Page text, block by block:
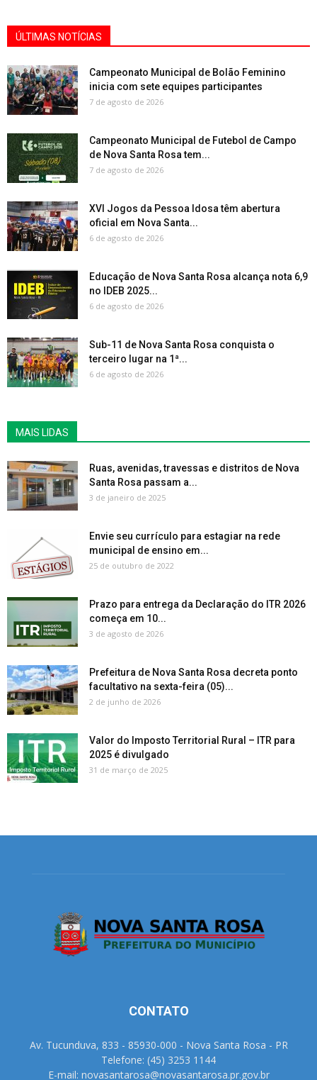
ÚLTIMAS NOTÍCIAS
Campeonato Municipal de Bolão Feminino
inicia com sete equipes participantes
7 de agosto de 2026
Campeonato Municipal de Futebol de Campo
de Nova Santa Rosa tem...
7 de agosto de 2026
XVI Jogos da Pessoa Idosa têm abertura
oficial em Nova Santa...
6 de agosto de 2026
Educação de Nova Santa Rosa alcança nota 6,9
no IDEB 2025...
6 de agosto de 2026
Sub-11 de Nova Santa Rosa conquista o
terceiro lugar na 1ª...
6 de agosto de 2026
MAIS LIDAS
Ruas, avenidas, travessas e distritos de Nova
Santa Rosa passam a...
3 de janeiro de 2025
Envie seu currículo para estagiar na rede
municipal de ensino em...
25 de outubro de 2022
Prazo para entrega da Declaração do ITR 2026
começa em 10...
3 de agosto de 2026
Prefeitura de Nova Santa Rosa decreta ponto
facultativo na sexta-feira (05)...
2 de junho de 2026
Valor do Imposto Territorial Rural – ITR para
2025 é divulgado
31 de março de 2025
CONTATO
Av. Tucunduva, 833 - 85930-000 - Nova Santa Rosa - PR
Telefone: (45) 3253 1144
E-mail: novasantarosa@novasantarosa.pr.gov.br